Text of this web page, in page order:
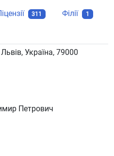
311 Філії 1
Україна, 79000
Петрович